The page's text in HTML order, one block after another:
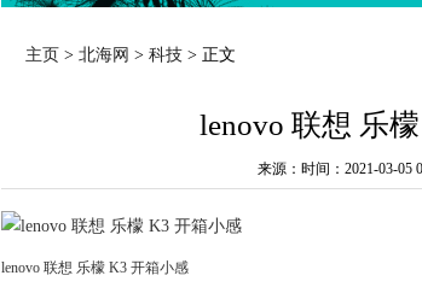
主页 > 北海网 > 科技 > 正文
lenovo 联想 乐
来源：时间：2021-03-05
lenovo 联想 乐檬 K3 开箱小感